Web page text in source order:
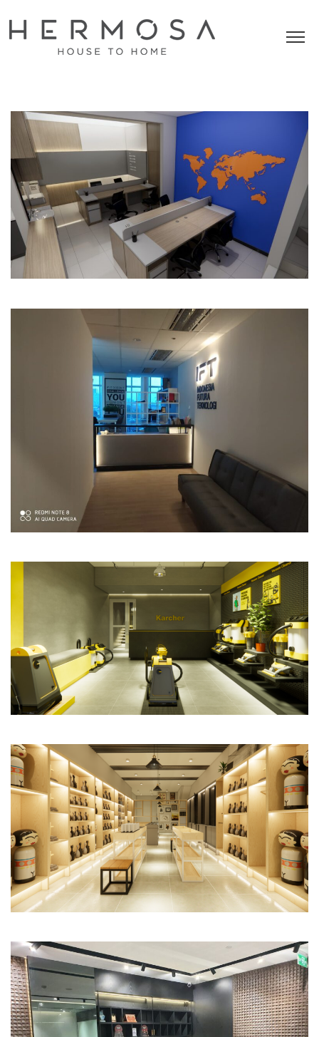
Commercial Office
Office
Commercial Office Store
Commercial Store